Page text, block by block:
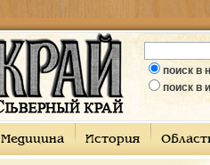
поиск в
поиск в
Медицина История